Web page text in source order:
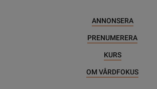
ANNONSERA
PRENUMERERA
KURS
OM VÅRDFOKUS